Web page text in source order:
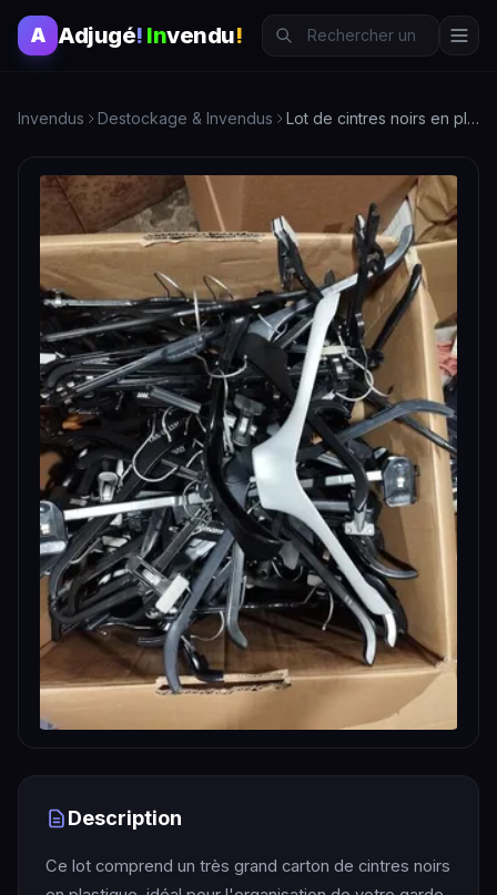
A Adjugé! Invendu!
Invendus Destockage & Invendus Lot de cintres noirs en plastique - Pratique et économique
Description
Ce lot comprend un très grand carton de cintres noirs